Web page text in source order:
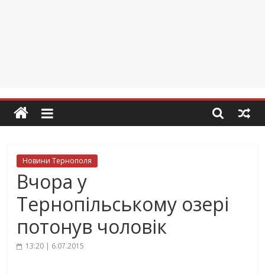
Новини Тернополя
Вчора у
Тернопільському озері
потонув чоловік
13:20 | 6.07.2015